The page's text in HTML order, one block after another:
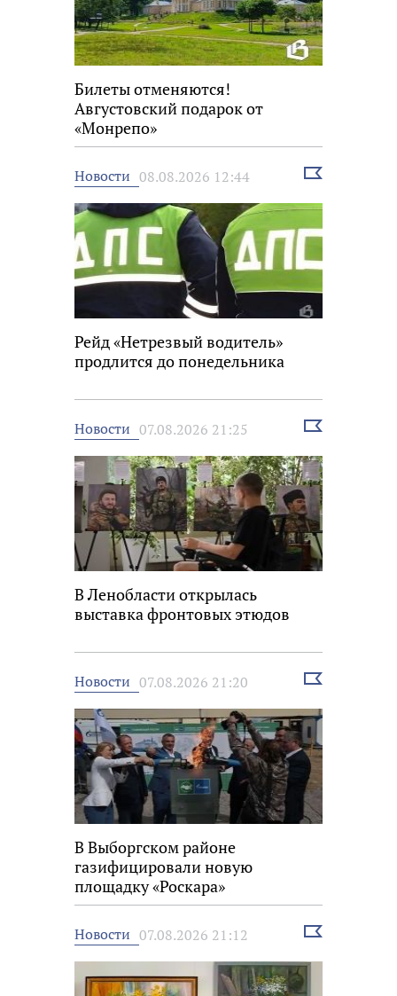
Билеты отменяются!
Августовский подарок от
«Монрепо»
Новости 08.08.2026 12:44
Выбрать
Рейд «Нетрезвый водитель»
продлится до понедельника
Новости 07.08.2026 21:25
Выбрать
В Ленобласти открылась
выставка фронтовых этюдов
Новости 07.08.2026 21:20
Выбрать
В Выборгском районе
газифицировали новую
площадку «Роскара»
Новости 07.08.2026 21:12
Выбрать